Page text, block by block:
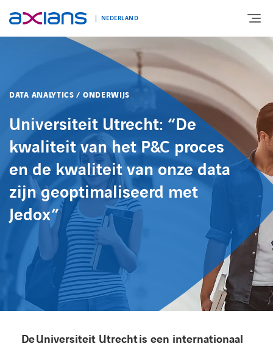
NEDERLAND
EXPERTISE
MARKTSEGMENT
NIEUWS & INSPIRATIE
Nieuws
Kennisbank
DATA ANALYTICS / ONDERWIJS
Universiteit Utrecht: “De
kwaliteit van het P&C proces
en de kwaliteit van onze data
zijn geoptimaliseerd met
Jedox”
De Universiteit Utrecht is een internationaal